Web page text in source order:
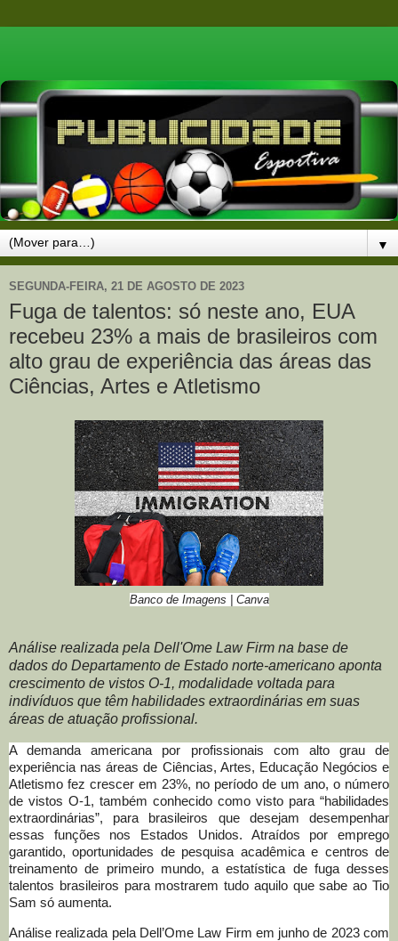
▼
SEGUNDA-FEIRA, 21 DE AGOSTO DE 2023
Fuga de talentos: só neste ano, EUA
recebeu 23% a mais de brasileiros com
alto grau de experiência das áreas das
Ciências, Artes e Atletismo
Banco de Imagens | Canva
Análise realizada pela Dell'Ome Law Firm na base de
dados do Departamento de Estado norte-americano aponta
crescimento de vistos O-1, modalidade voltada para
indivíduos que têm habilidades extraordinárias em suas
áreas de atuação profissional.
A demanda americana por profissionais com alto grau de
experiência nas áreas de Ciências, Artes, Educação Negócios e
Atletismo fez crescer em 23%, no período de um ano, o número
de vistos O-1, também conhecido como visto para “habilidades
extraordinárias”, para brasileiros que desejam desempenhar
essas funções nos Estados Unidos. Atraídos por emprego
garantido, oportunidades de pesquisa acadêmica e centros de
treinamento de primeiro mundo, a estatística de fuga desses
talentos brasileiros para mostrarem tudo aquilo que sabe ao Tio
Sam só aumenta.
Análise realizada pela Dell’Ome Law Firm em junho de 2023 com